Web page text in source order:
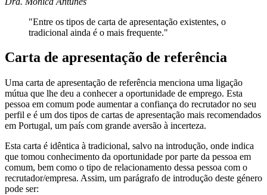
"Entre os tipos de carta de apresentação existentes, o
tradicional ainda é o mais frequente."
Carta de apresentação de referência
Uma carta de apresentação de referência menciona uma ligação
mútua que lhe deu a conhecer a oportunidade de emprego. Esta
pessoa em comum pode aumentar a confiança do recrutador no seu
perfil e é um dos tipos de cartas de apresentação mais recomendados
em Portugal, um país com grande aversão à incerteza.
Esta carta é idêntica à tradicional, salvo na introdução, onde indica
que tomou conhecimento da oportunidade por parte da pessoa em
comum, bem como o tipo de relacionamento dessa pessoa com o
recrutador/empresa. Assim, um parágrafo de introdução deste género
pode ser: